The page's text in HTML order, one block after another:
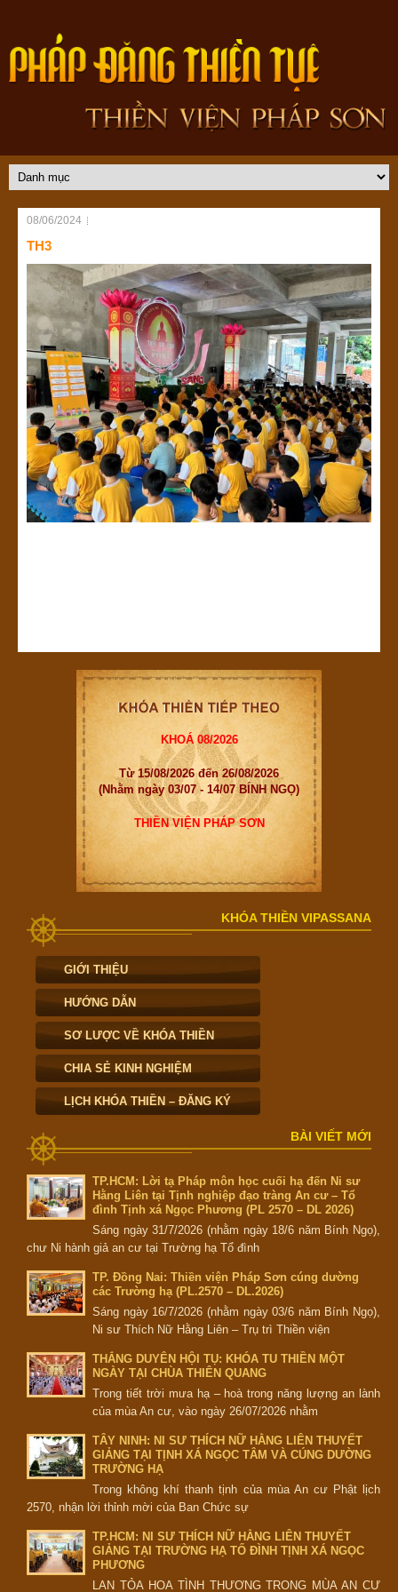
08/06/2024
TH3
KHOÁ 08/2026
Từ 15/08/2026 đến 26/08/2026
(Nhằm ngày 03/07 - 14/07 BÍNH NGỌ)
THIỀN VIỆN PHÁP SƠN
KHÓA THIỀN VIPASSANA
GIỚI THIỆU
HƯỚNG DẪN
SƠ LƯỢC VỀ KHÓA THIỀN
CHIA SẺ KINH NGHIỆM
LỊCH KHÓA THIỀN – ĐĂNG KÝ
BÀI VIẾT MỚI
TP.HCM: Lời tạ Pháp môn học cuối hạ đến Ni sư
Hằng Liên tại Tịnh nghiệp đạo tràng An cư – Tổ
đình Tịnh xá Ngọc Phương (PL 2570 – DL 2026)
Sáng ngày 31/7/2026 (nhằm ngày 18/6 năm Bính Ngọ),
chư Ni hành giả an cư tại Trường hạ Tổ đình
TP. Đồng Nai: Thiền viện Pháp Sơn cúng dường
các Trường hạ (PL.2570 – DL.2026)
Sáng ngày 16/7/2026 (nhằm ngày 03/6 năm Bính Ngọ),
Ni sư Thích Nữ Hằng Liên – Trụ trì Thiền viện
THẮNG DUYÊN HỘI TỤ: KHÓA TU THIỀN MỘT
NGÀY TẠI CHÙA THIÊN QUANG
Trong tiết trời mưa hạ – hoà trong năng lượng an lành
của mùa An cư, vào ngày 26/07/2026 nhằm
TÂY NINH: NI SƯ THÍCH NỮ HẰNG LIÊN THUYẾT
GIẢNG TẠI TỊNH XÁ NGỌC TÂM VÀ CÚNG DƯỜNG
TRƯỜNG HẠ
Trong không khí thanh tịnh của mùa An cư Phật lịch
2570, nhận lời thỉnh mời của Ban Chức sự
TP.HCM: NI SƯ THÍCH NỮ HẰNG LIÊN THUYẾT
GIẢNG TẠI TRƯỜNG HẠ TỔ ĐÌNH TỊNH XÁ NGỌC
PHƯƠNG
LAN TỎA HOA TÌNH THƯƠNG TRONG MÙA AN CƯ